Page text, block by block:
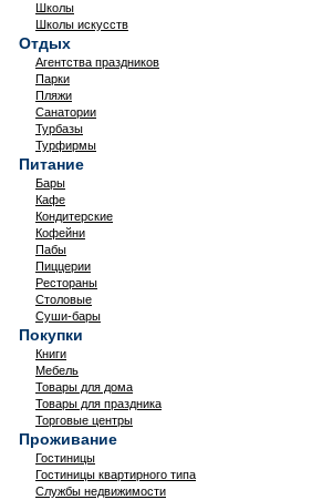
Школы
Школы искусств
Отдых
Агентства праздников
Парки
Пляжи
Санатории
Турбазы
Турфирмы
Питание
Бары
Кафе
Кондитерские
Кофейни
Пабы
Пиццерии
Рестораны
Столовые
Суши-бары
Покупки
Книги
Мебель
Товары для дома
Товары для праздника
Торговые центры
Проживание
Гостиницы
Гостиницы квартирного типа
Службы недвижимости